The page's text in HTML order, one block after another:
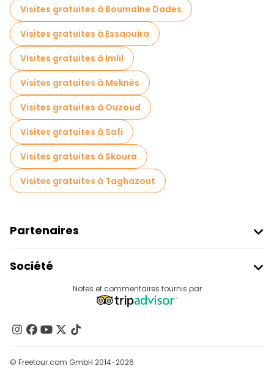
Visites gratuites à proximité Koutoubia
Visites gratuites à proximité Bahia Palace
Visites gratuites à Boumalne Dades
Visites gratuites à Essaouira
Visites gratuites à Imlil
Visites gratuites à Meknès
Visites gratuites à Ouzoud
Visites gratuites à Safi
Visites gratuites à Skoura
Visites gratuites à Taghazout
Partenaires
Connexion Du Fournisseur
Programme D’affiliation
Société
Contactez-Nous
Groupes
Notes et commentaires fournis par
© Freetour.com GmbH 2014-2026